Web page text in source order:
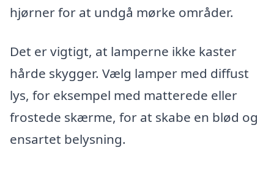
hjørner for at undgå mørke områder.
Det er vigtigt, at lamperne ikke kaster
hårde skygger. Vælg lamper med diffust
lys, for eksempel med matterede eller
frostede skærme, for at skabe en blød og
ensartet belysning.